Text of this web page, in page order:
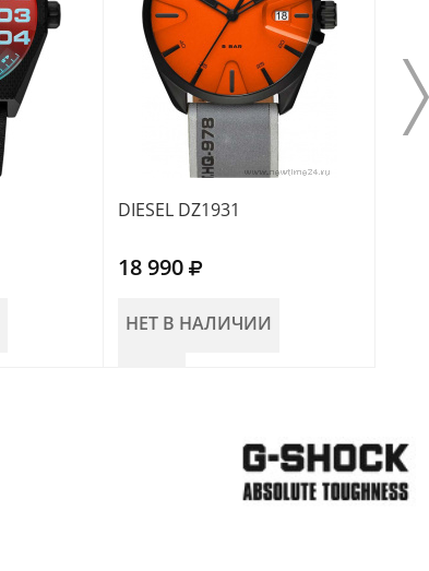
DIESEL DZ1931
18 990
НЕТ В НАЛИЧИИ